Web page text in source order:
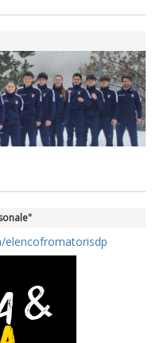
elencofromatorisdp